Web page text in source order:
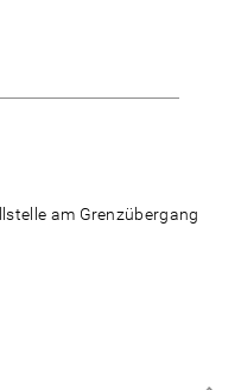
am Grenzübergang